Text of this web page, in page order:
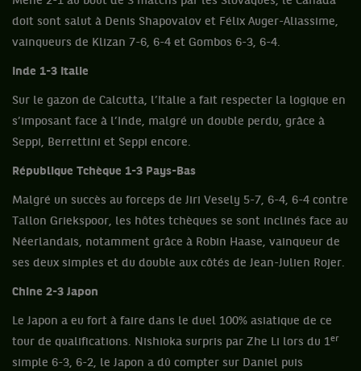
doit sont salut à Denis Shapovalov et Félix Auger-Aliassime,
vainqueurs de Klizan 7-6, 6-4 et Gombos 6-3, 6-4.
Inde 1-3 Italie
Sur le gazon de Calcutta, l’Italie a fait respecter la logique en
s’imposant face à l’Inde, malgré un double perdu, grâce à
Seppi, Berrettini et Seppi encore.
République Tchèque 1-3 Pays-Bas
Malgré un succès au forceps de Jiri Vesely 5-7, 6-4, 6-4 contre
Tallon Griekspoor, les hôtes tchèques se sont inclinés face au
Néerlandais, notamment grâce à Robin Haase, vainqueur de
ses deux simples et du double aux côtés de Jean-Julien Rojer.
Chine 2-3 Japon
Le Japon a eu fort à faire dans le duel 100% asiatique de ce
tour de qualifications. Nishioka surpris par Zhe Li lors du 1er
simple 6-3, 6-2, le Japon a dû compter sur Daniel puis